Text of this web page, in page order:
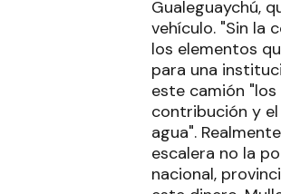
Gualeguaychú,
vehículo. "Sin la
los elementos
para una
este camión
contribución y
agua".
escalera no la
nacional,